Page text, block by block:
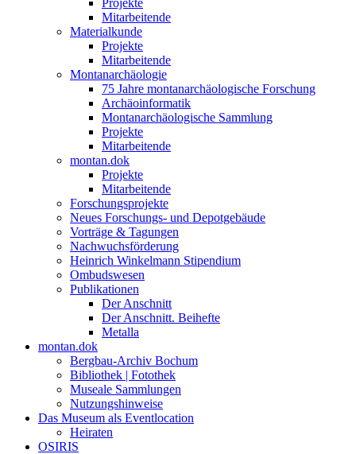
Projekte
Mitarbeitende
Materialkunde
Projekte
Mitarbeitende
Montanarchäologie
75 Jahre montanarchäologische Forschung
Archäoinformatik
Montanarchäologische Sammlung
Projekte
Mitarbeitende
montan.dok
Projekte
Mitarbeitende
Forschungsprojekte
Neues Forschungs- und Depotgebäude
Vorträge & Tagungen
Nachwuchsförderung
Heinrich Winkelmann Stipendium
Ombudswesen
Publikationen
Der Anschnitt
Der Anschnitt. Beihefte
Metalla
montan.dok
Bergbau-Archiv Bochum
Bibliothek | Fotothek
Museale Sammlungen
Nutzungshinweise
Das Museum als Eventlocation
Heiraten
OSIRIS